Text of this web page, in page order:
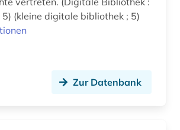
bibliografie (31)
bibliographie (9)
biblioteca apostolica vaticana (1)
(5)
(kleine digitale bibliothek ; 5)
Zur Datenbank